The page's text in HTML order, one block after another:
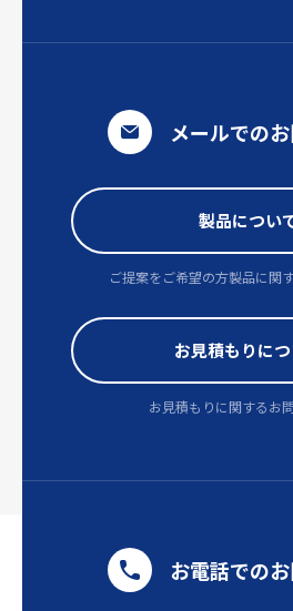
メールでの
製品につい
ご提案をご希望の方製品に関
お見積もりに
お見積もりに関するお
お電話での